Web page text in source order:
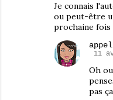
Je connais
ou peut-être
prochaine fois
11
Oh
pas